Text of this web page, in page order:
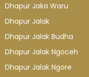
Dhapur Jaka Waru
Dhapur Jalak
Dhapur Jalak Budha
Dhapur Jalak Ngoceh
Dhapur Jalak Ngore